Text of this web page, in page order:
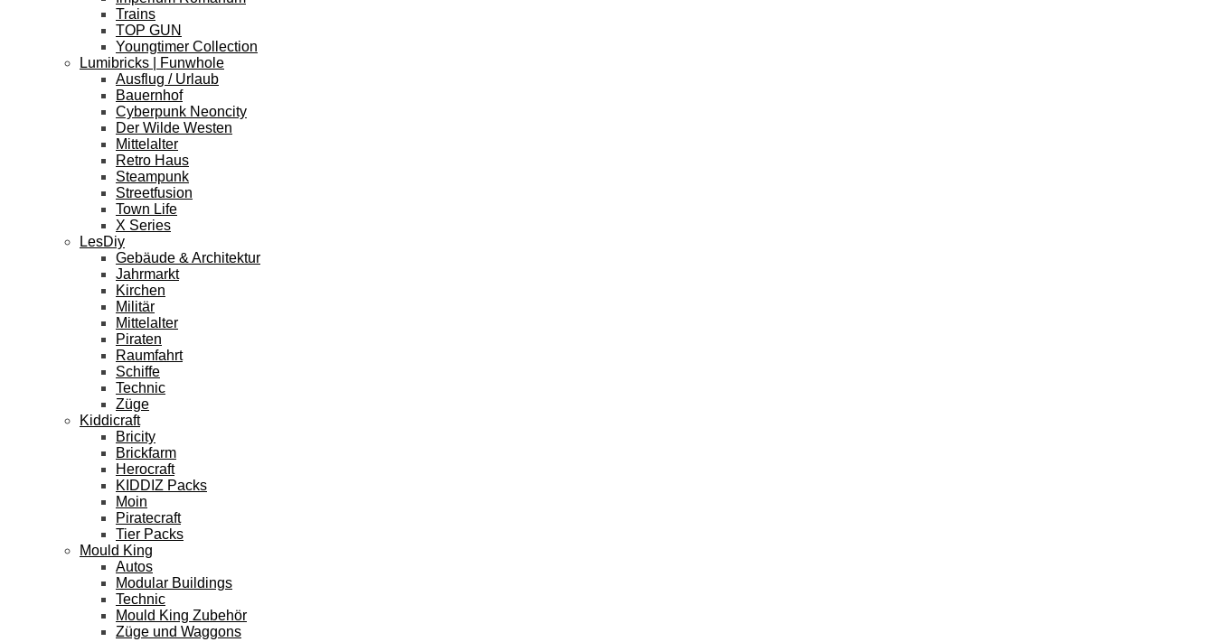
Trains
TOP GUN
Youngtimer Collection
Lumibricks | Funwhole
Ausflug / Urlaub
Bauernhof
Cyberpunk Neoncity
Der Wilde Westen
Mittelalter
Retro Haus
Steampunk
Streetfusion
Town Life
X Series
LesDiy
Gebäude & Architektur
Jahrmarkt
Kirchen
Militär
Mittelalter
Piraten
Raumfahrt
Schiffe
Technic
Züge
Kiddicraft
Bricity
Brickfarm
Herocraft
KIDDIZ Packs
Moin
Piratecraft
Tier Packs
Mould King
Autos
Modular Buildings
Technic
Mould King Zubehör
Züge und Waggons